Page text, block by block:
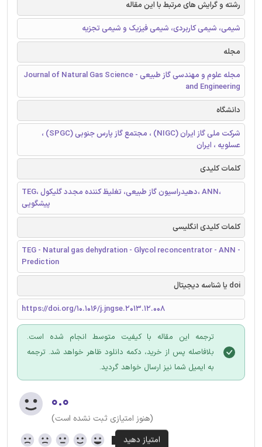
رشته و گرایش های مرتبط با این مقاله
شیمی، شیمی کاربردی، شیمی فیزیک و شیمی تجزیه
مجله
مجله علوم و مهندسی گاز طبیعی - Journal of Natural Gas Science
and Engineering
دانشگاه
شرکت ملی گاز ایران (NIGC) ، مجتمع گاز پارس جنوبی (SPGC) ،
عسلویه ، ایران
کلمات کلیدی
TEG، دهیدراسیون گاز طبیعی، تغلیظ کننده مجدد گلیکول، ANN،
پیشگویی
کلمات کلیدی انگلیسی
TEG - Natural gas dehydration - Glycol reconcentrator - ANN -
Prediction
doi یا شناسه دیجیتال
https://doi.org/10.1016/j.jngse.2013.12.008
ترجمه این مقاله با کیفیت متوسط انجام شده است.
بلافاصله پس از خرید، دکمه دانلود ظاهر خواهد شد. ترجمه
به ایمیل شما نیز ارسال خواهد گردید.
۰.۰
(هنوز امتیازی ثبت نشده است)